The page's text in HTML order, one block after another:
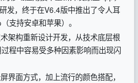
发，终于在V6.4版中推出了令人耳
支持安卓和苹果）。
架构重新设计开发，从技术底层根
程中容易受多种因素影响而出现闪
界面方式，加上流行的颜色搭配，